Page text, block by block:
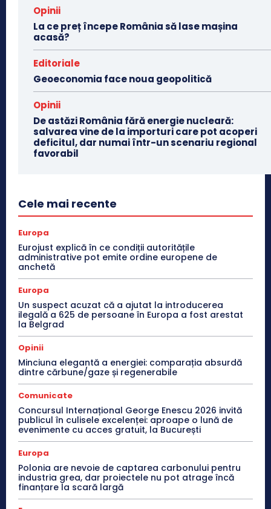
Opinii
La ce preț începe România să lase mașina
acasă?
Editoriale
Geoeconomia face noua geopolitică
Opinii
De astăzi România fără energie nucleară:
salvarea vine de la importuri care pot acoperi
deficitul, dar numai într-un scenariu regional
favorabil
Cele mai recente
Europa
Eurojust explică în ce condiții autoritățile
administrative pot emite ordine europene de
anchetă
Europa
Un suspect acuzat că a ajutat la introducerea
ilegală a 625 de persoane în Europa a fost arestat
la Belgrad
Opinii
Minciuna elegantă a energiei: comparația absurdă
dintre cărbune/gaze și regenerabile
Comunicate
Concursul Internațional George Enescu 2026 invită
publicul în culisele excelenței: aproape o lună de
evenimente cu acces gratuit, la București
Europa
Polonia are nevoie de captarea carbonului pentru
industria grea, dar proiectele nu pot atrage încă
finanțare la scară largă